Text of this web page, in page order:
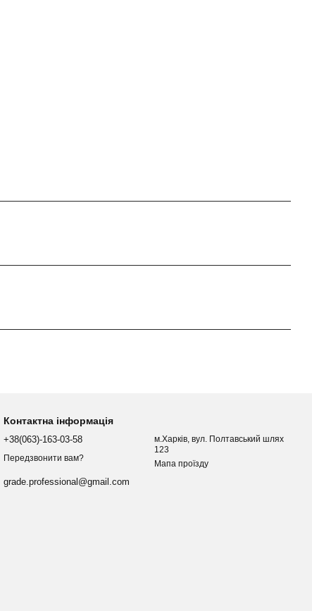
Контактна інформація
+38(063)-163-03-58
Передзвонити вам?
grade.professional@gmail.com
м.Харків, вул. Полтавський шлях
123
Мапа проїзду